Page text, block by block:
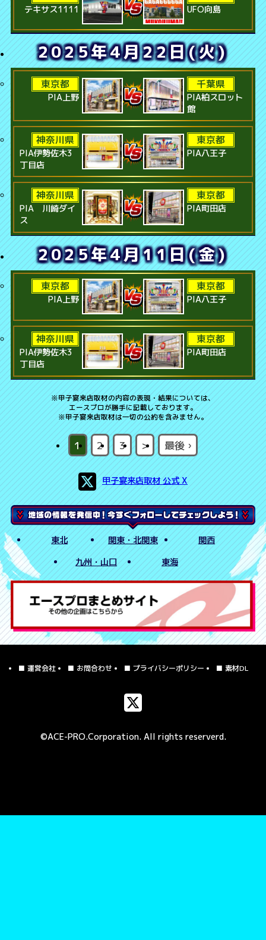
テキサス1111 UFO向島
2025年4月22日(火)
東京都
PIA上野
千葉県
PIA柏スロット
館
神奈川県
PIA伊勢佐木3
丁目店
東京都
PIA八王子
神奈川県
PIA 川崎ダイ
ス
東京都
PIA町田店
2025年4月11日(金)
東京都
PIA上野
東京都
PIA八王子
神奈川県
PIA伊勢佐木3
丁目店
東京都
PIA町田店
※甲子宴来店取材の内容の表現・結果については、
エースプロが勝手に記載しております。
※甲子宴来店取材は一切の公約を含みません。
1 2 3 > 最後 ›
甲子宴来店取材 公式 X
東北 関東・北関東
関西
九州・山口
東海
■ 運営会社 ■ お問合わせ ■ プライバシーポリシー ■ 素材DL
©ACE-PRO.Corporation. All rights reserverd.